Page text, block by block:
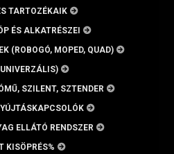
TARTOZÉKAIK
ÉS ALKATRÉSZEI
(ROBOGÓ, MOPED, QUAD)
SZILENT, SZTENDER
ELLÁTÓ RENDSZER
KISÖPRÉS%